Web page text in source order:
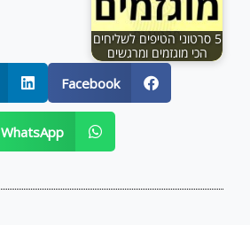
5 סרטוני הטיפים לשליחים
הכי מוגזמים ומרגשים
Facebook
WhatsApp